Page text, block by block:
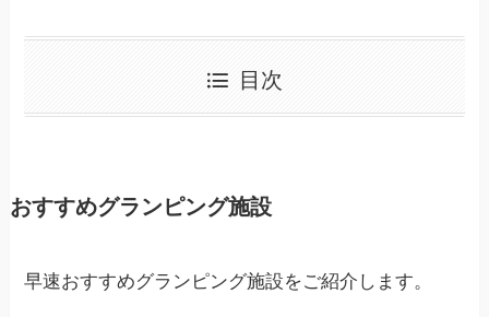
目次
おすすめグランピング施設
早速おすすめグランピング施設をご紹介します。